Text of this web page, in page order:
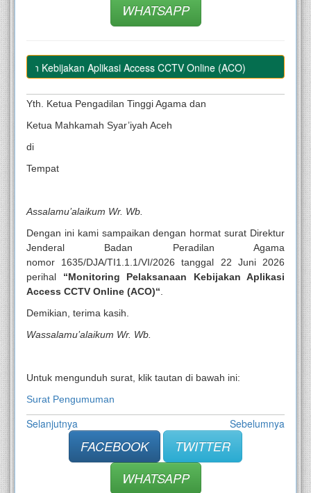
WHATSAPP
Kebijakan Aplikasi Access CCTV Online (ACO)
Yth. Ketua Pengadilan Tinggi Agama dan
Ketua Mahkamah Syar’iyah Aceh
di
Tempat
Assalamu’alaikum Wr. Wb.
Dengan ini kami sampaikan dengan hormat surat Direktur
Jenderal Badan Peradilan Agama
nomor 1635/DJA/TI1.1.1/VI/2026 tanggal 22 Juni 2026
perihal “Monitoring Pelaksanaan Kebijakan Aplikasi
Access CCTV Online (ACO)“
Demikian, terima kasih.
Wassalamu’alaikum Wr. Wb.
Untuk mengunduh surat, klik tautan di bawah ini:
Surat Pengumuman
Selanjutnya Sebelumnya
FACEBOOK
TWITTER
WHATSAPP